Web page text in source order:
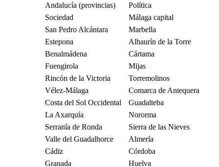
Andalucía (provincias)
Política
Sociedad
Málaga capital
San Pedro Alcántara
Marbella
Estepona
Alhaurín de la Torre
Benalmádena
Cártama
Fuengirola
Mijas
Rincón de la Victoria
Torremolinos
Vélez-Málaga
Comarca de Antequera
Costa del Sol Occidental
Guadalteba
La Axarquía
Nororma
Serranía de Ronda
Sierra de las Nieves
Valle del Guadalhorce
Almería
Cádiz
Córdoba
Granada
Huelva